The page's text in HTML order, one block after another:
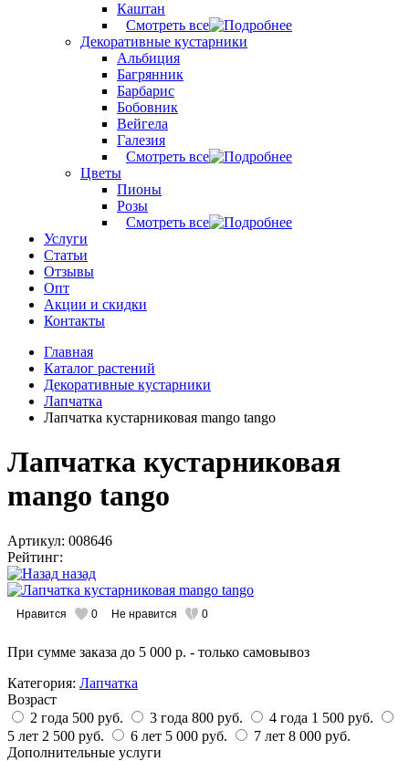
Каштан
Смотреть все
Декоративные кустарники
Альбиция
Багрянник
Барбарис
Бобовник
Вейгела
Галезия
Смотреть все
Цветы
Пионы
Розы
Смотреть все
Услуги
Статьи
Отзывы
Опт
Акции и скидки
Контакты
Главная
Каталог растений
Декоративные кустарники
Лапчатка
Лапчатка кустарниковая mango tango
Лапчатка кустарниковая
mango tango
Артикул: 008646
Рейтинг:
назад
Нравится 0 Не нравится 0
При сумме заказа до 5 000 р. - только самовывоз
Категория: Лапчатка
Возраст
2 года 500 руб. 3 года 800 руб. 4 года 1 500 руб.
5 лет 2 500 руб. 6 лет 5 000 руб. 7 лет 8 000 руб.
Дополнительные услуги